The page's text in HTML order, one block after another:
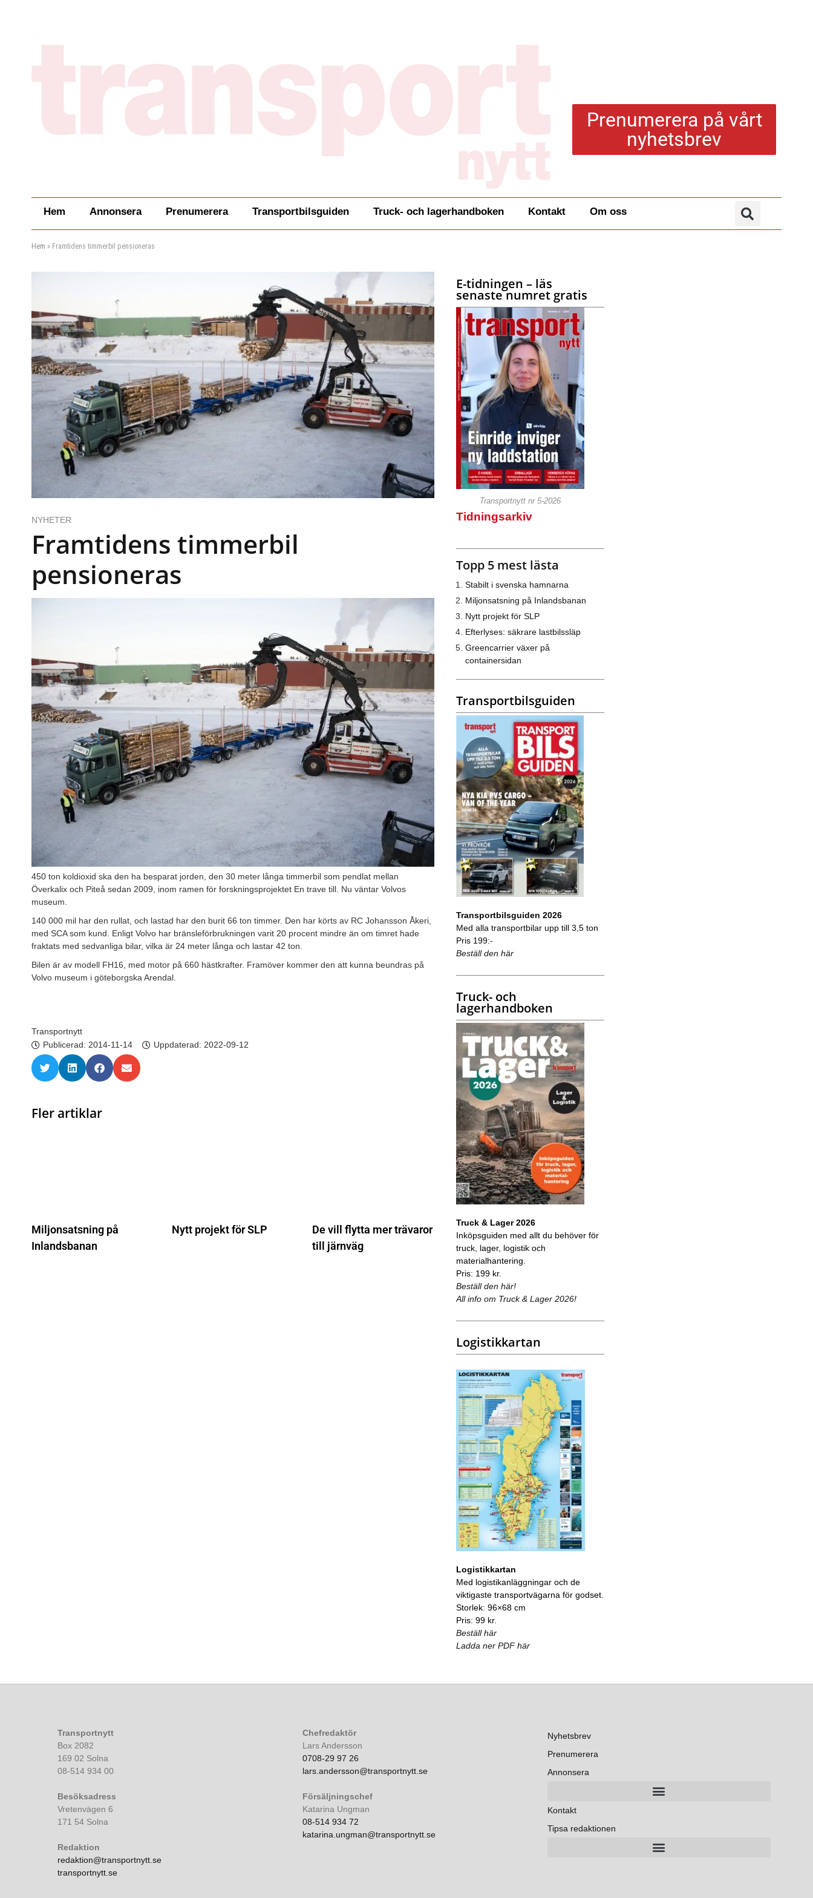
Prenumerera på vårt
nyhetsbrev
Hem Annonsera Prenumerera Transportbilsguiden Truck- och lagerhandboken Kontakt Om oss
Hem » Framtidens timmerbil pensioneras
NYHETER
Framtidens timmerbil
pensioneras
450 ton koldioxid ska den ha besparat jorden, den 30 meter långa timmerbil som pendlat mellan
Överkalix och Piteå sedan 2009, inom ramen för forskningsprojektet En trave till. Nu väntar Volvos
museum.
140 000 mil har den rullat, och lastad har den burit 66 ton timmer. Den har körts av RC Johansson Åkeri,
med SCA som kund. Enligt Volvo har bränsleförbrukningen varit 20 procent mindre än om timret hade
fraktats med sedvanliga bilar, vilka är 24 meter långa och lastar 42 ton.
Bilen är av modell FH16, med motor på 660 hästkrafter. Framöver kommer den att kunna beundras på
Volvo museum i göteborgska Arendal.
Transportnytt
Publicerad: 2014-11-14 Uppdaterad: 2022-09-12
Fler artiklar
Miljonsatsning på
Inlandsbanan
Nytt projekt för SLP
De vill flytta mer trävaror
till järnväg
E-tidningen – läs
senaste numret gratis
Transportnytt nr 5-2026
Tidningsarkiv
Topp 5 mest lästa
Stabilt i svenska hamnarna
Miljonsatsning på Inlandsbanan
Nytt projekt för SLP
Efterlyses: säkrare lastbilssläp
Greencarrier växer på
containersidan
Transportbilsguiden
Transportbilsguiden 2026
Med alla transportbilar upp till 3,5 ton
Pris 199:-
Beställ den här
Truck- och
lagerhandboken
Truck & Lager 2026
Inköpsguiden med allt du behöver för
truck, lager, logistik och
materialhantering.
Pris: 199 kr.
Beställ den här!
All info om Truck & Lager 2026!
Logistikkartan
Logistikkartan
Med logistikanläggningar och de
viktigaste transportvägarna för godset.
Storlek: 96×68 cm
Pris: 99 kr.
Beställ här
Ladda ner PDF här
Transportnytt
Box 2082
169 02 Solna
08-514 934 00
Besöksadress
Vretenvägen 6
171 54 Solna
Redaktion
redaktion@transportnytt.se
transportnytt.se
Chefredaktör
Lars Andersson
0708-29 97 26
lars.andersson@transportnytt.se
Försäljningschef
Katarina Ungman
08-514 934 72
katarina.ungman@transportnytt.se
Nyhetsbrev
Prenumerera
Annonsera
Kontakt
Tipsa redaktionen